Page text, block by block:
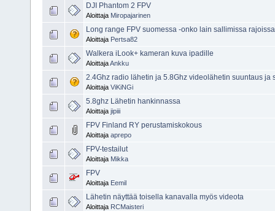
DJI Phantom 2 FPV
Aloittaja Miropajarinen
Long range FPV suomessa -onko lain sallimissa
Aloittaja Pertsa82
Walkera iLook+ kameran kuva ipadille
AloittajaAnkku
2.4Ghz radio lähetin ja 5.8Ghz videolähetin suuntaus ja
Aloittaja ViKiNGi
5.8ghz Lähetin hankinnassa
Aloittaja jipiii
FPV Finland RY perustamiskokous
Aloittaja aprepo
FPV-testailut
Aloittaja Mikka
FPV
Aloittaja Eemil
Lähetin näyttää toisella kanavalla myös videota
Aloittaja RCMaisteri